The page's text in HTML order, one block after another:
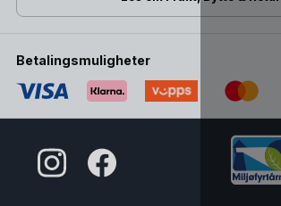
Betalingsmuligheter